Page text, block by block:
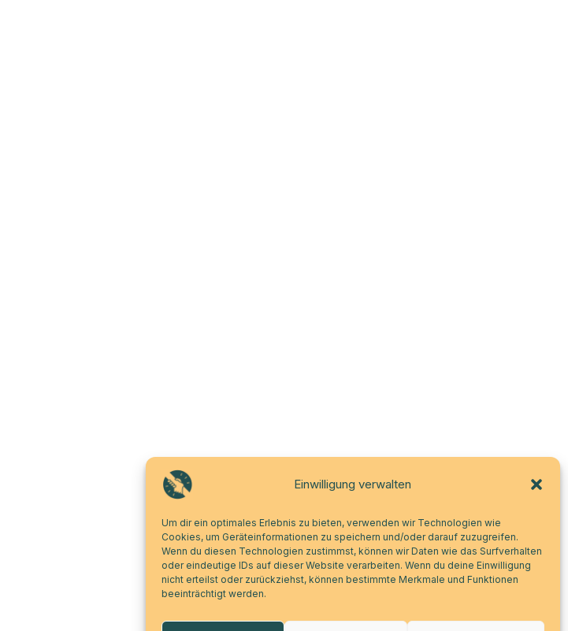
Einwilligung verwalten
Um dir ein optimales Erlebnis zu bieten, verwenden wir Technologien wie
Cookies, um Geräteinformationen zu speichern und/oder darauf zuzugreifen.
Wenn du diesen Technologien zustimmst, können wir Daten wie das Surfverhalten
oder eindeutige IDs auf dieser Website verarbeiten. Wenn du deine Einwilligung
nicht erteilst oder zurückziehst, können bestimmte Merkmale und Funktionen
beeinträchtigt werden.